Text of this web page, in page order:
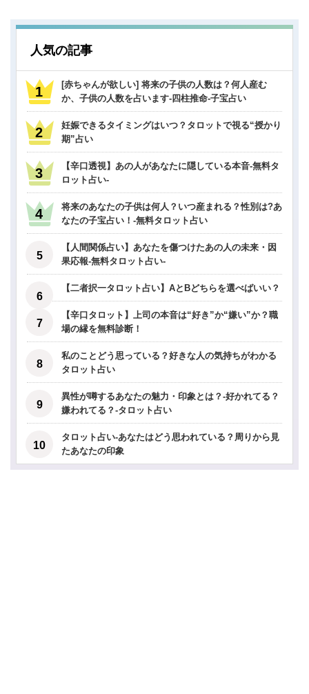
人気の記事
[赤ちゃんが欲しい] 将来の子供の人数は？何人産む
か、子供の人数を占います-四柱推命-子宝占い
妊娠できるタイミングはいつ？タロットで視る“授かり
期”占い
【辛口透視】あの人があなたに隠している本音-無料タ
ロット占い-
将来のあなたの子供は何人？いつ産まれる？性別は?あ
なたの子宝占い！-無料タロット占い
【人間関係占い】あなたを傷つけたあの人の未来・因
果応報-無料タロット占い-
【二者択一タロット占い】AとBどちらを選べばいい？
【辛口タロット】上司の本音は“好き”か“嫌い”か？職
場の縁を無料診断！
私のことどう思っている？好きな人の気持ちがわかる
タロット占い
異性が噂するあなたの魅力・印象とは？-好かれてる？
嫌われてる？-タロット占い
タロット占い-あなたはどう思われている？周りから見
たあなたの印象